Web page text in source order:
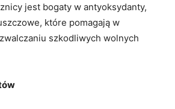
⁢jest bogaty w antyoksydanty,
które⁢ pomagają ‍w
szkodliwych wolnych